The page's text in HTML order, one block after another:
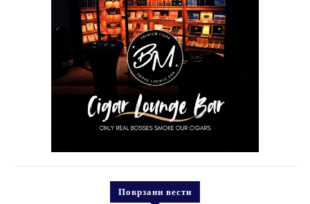
Поврзани вести